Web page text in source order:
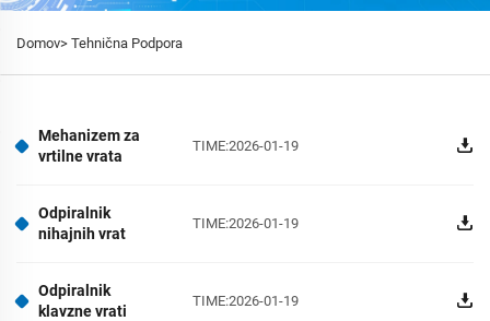
Domov> Tehnična Podpora
Mehanizem za
vrtilne vrata
TIME:2026-01-19
Odpiralnik
nihajnih vrat
TIME:2026-01-19
Odpiralnik
klavzne vrati
TIME:2026-01-19